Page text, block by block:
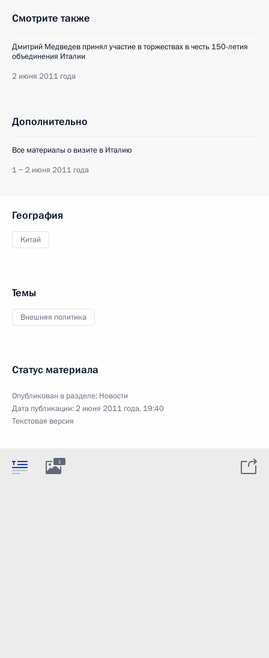
Смотрите также
Дмитрий Медведев принял участие в торжествах в честь 150-летия
объединения Италии
2 июня 2011 года
Дополнительно
Все материалы о визите в Италию
1 − 2 июня 2011 года
География
Китай
Темы
Внешняя политика
Статус материала
Опубликован в разделе: Новости
Дата публикации:2 июня 2011 года, 19:40
Текстовая версия
1